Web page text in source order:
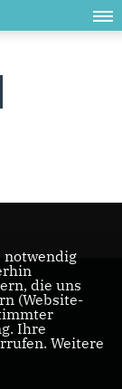
notwendig
die uns
(Website-
Ihre
Weitere